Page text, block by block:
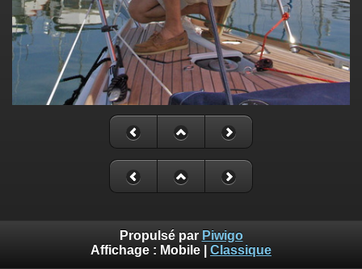
Propulsé par Piwigo
Affichage : Mobile Classique